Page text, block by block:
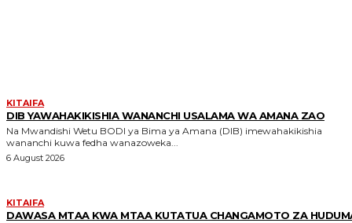
KITAIFA
DIB YAWAHAKIKISHIA WANANCHI USALAMA WA AMANA ZAO
Na Mwandishi Wetu BODI ya Bima ya Amana (DIB) imewahakikishia
wananchi kuwa fedha wanazoweka...
6 August 2026
KITAIFA
DAWASA MTAA KWA MTAA KUTATUA CHANGAMOTO ZA